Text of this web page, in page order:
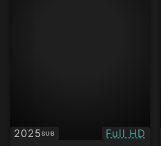
2025SUB
Субтитри Качество:
Full HD